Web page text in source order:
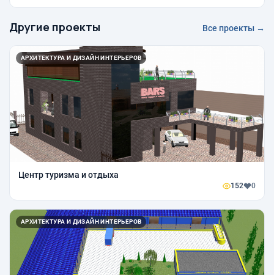
Другие проекты Все проекты →
АРХИТЕКТУРА И ДИЗАЙН ИНТЕРЬЕРОВ
Центр туризма и отдыха
152 0
АРХИТЕКТУРА И ДИЗАЙН ИНТЕРЬЕРОВ